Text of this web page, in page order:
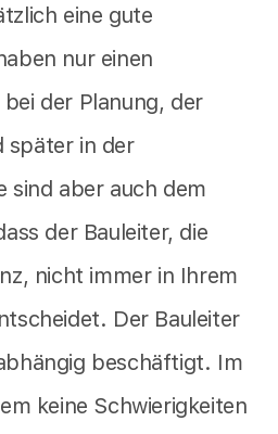
eine gute
nur einen
der Planung, der
später in der
sind aber auch dem
der Bauleiter, die
nicht immer in Ihrem
Der Bauleiter
beschäftigt. Im
keine Schwierigkeiten